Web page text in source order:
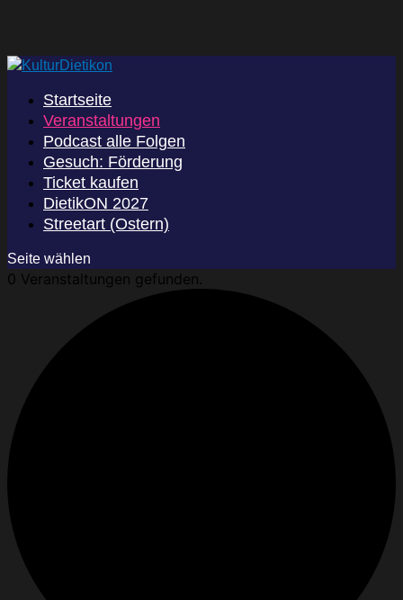
Startseite
Veranstaltungen
Podcast alle Folgen
Gesuch: Förderung
Ticket kaufen
DietikON 2027
Streetart (Ostern)
Seite wählen
0 Veranstaltungen gefunden.